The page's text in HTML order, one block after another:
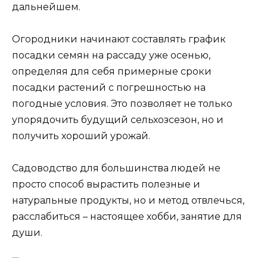
дальнейшем.
Огородники начинают составлять график
посадки семян на рассаду уже осенью,
определяя для себя примерные сроки
посадки растений с погрешностью на
погодные условия. Это позволяет не только
упорядочить будущий сельхозсезон, но и
получить хороший урожай.
Садоводство для большинства людей не
просто способ вырастить полезные и
натуральные продукты, но и метод отвлечься,
расслабиться – настоящее хобби, занятие для
души.